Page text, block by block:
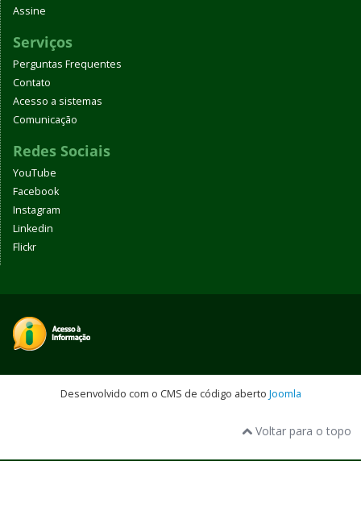
Assine
Serviços
Perguntas Frequentes
Contato
Acesso a sistemas
Comunicação
Redes Sociais
YouTube
Facebook
Instagram
Linkedin
Flickr
Desenvolvido com o CMS de código aberto Joomla
Voltar para o topo